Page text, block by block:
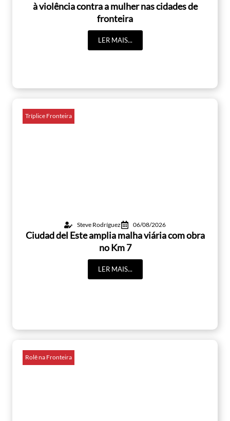
à violência contra a mulher nas cidades de
fronteira
LER MAIS...
Tríplice Fronteira
Steve Rodríguez 06/08/2026
Ciudad del Este amplia malha viária com obra
no Km 7
LER MAIS...
Rolê na Fronteira